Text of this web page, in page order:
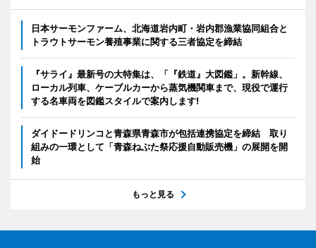
日本サーモンファーム、北海道岩内町・岩内郡漁業協同組合と
トラウトサーモン養殖事業に関する三者協定を締結
『サライ』最新号の大特集は、「『鉄道』大図鑑」。新幹線、
ローカル列車、ケーブルカーから蒸気機関車まで、現役で運行
する名車両を図鑑スタイルで案内します!
ダイドードリンコと青森県青森市が包括連携協定を締結 取り
組みの一環として「青森ねぶた祭応援自動販売機」の展開を開
始
もっと見る